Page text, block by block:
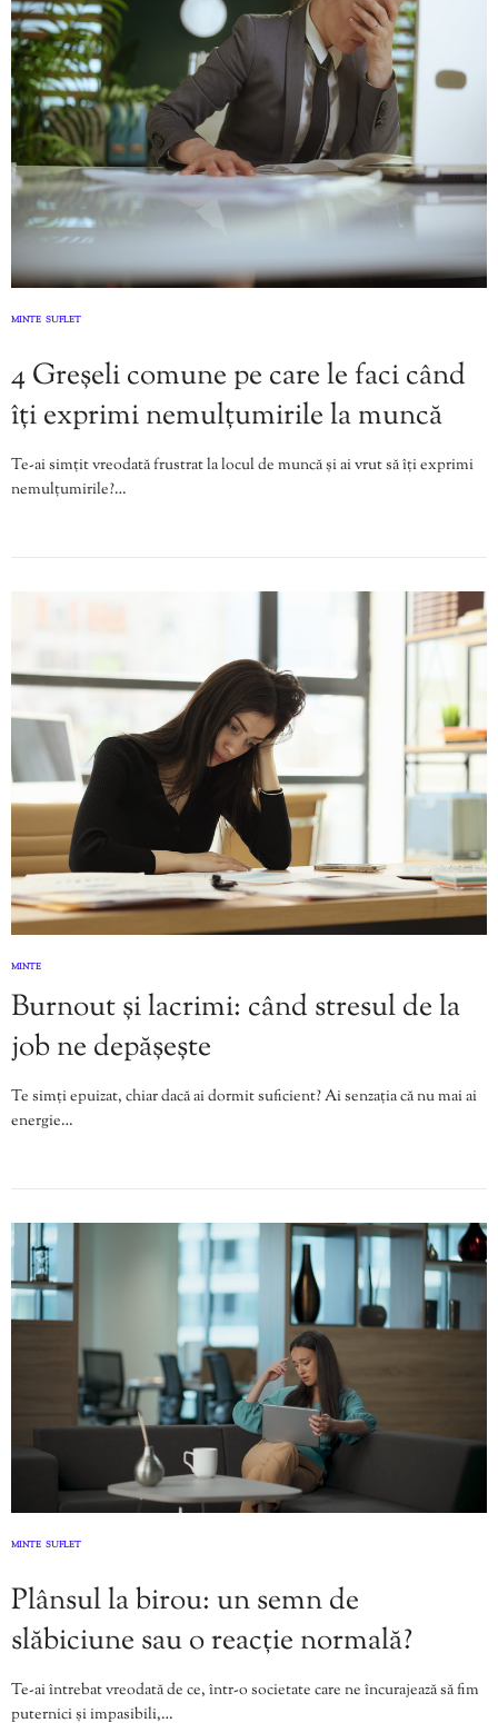
MINTE SUFLET
4 Greșeli comune pe care le faci când
îți exprimi nemulțumirile la muncă
Te-ai simțit vreodată frustrat la locul de muncă și ai vrut să îți exprimi
nemulțumirile?…
MINTE
Burnout și lacrimi: când stresul de la
job ne depășește
Te simți epuizat, chiar dacă ai dormit suficient? Ai senzația că nu mai ai
energie…
MINTE SUFLET
Plânsul la birou: un semn de
slăbiciune sau o reacție normală?
Te-ai întrebat vreodată de ce, într-o societate care ne încurajează să fim
puternici și impasibili,…